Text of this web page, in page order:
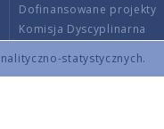
statystycznych.
Dofinansowane projekty
Komisja Dyscyplinarna
Wnoszenie opłat